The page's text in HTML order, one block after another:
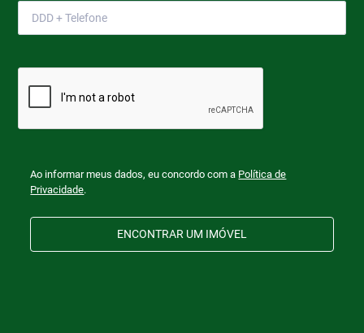
Ao informar meus dados, eu concordo com a Política de
Privacidade.
ENCONTRAR UM IMÓVEL